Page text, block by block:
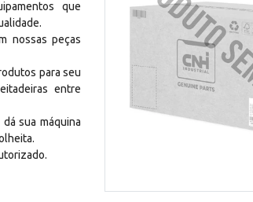
que
nossas peças
para seu
entre
sua máquina